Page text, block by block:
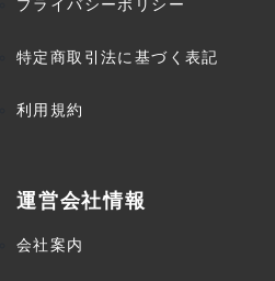
プライバシーポリシー
特定商取引法に基づく表記
利用規約
運営会社情報
会社案内